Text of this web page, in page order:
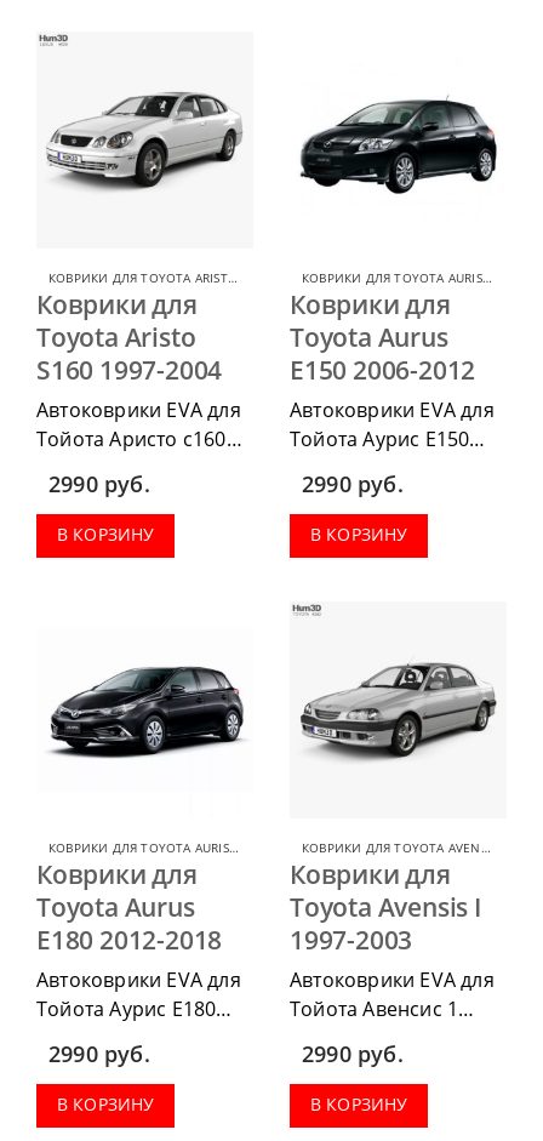
весь салон, коврик в
КОВРИКИ ДЛЯ TOYOTA ARISTO КОВРИКИ ДЛЯ TOYOTA
Коврики для
Toyota Aristo
S160 1997-2004
Автоковрики EVA для
Тойота Аристо с160
приобрести в
комплектации:
водительский коврик,
2990 руб.
В КОРЗИНУ
КОВРИКИ ДЛЯ TOYOTA AURIS
,
Коврики для
Toyota Aurus
E150 2006-2012
Автоковрики EVA для
Тойота Аурис Е150
приобрести в
комплектации:
водительский коврик,
весь салон, коврик в
2990 руб.
В КОРЗИНУ
КОВРИКИ ДЛЯ TOYOTA AURIS
,КОВРИКИ ДЛЯ TOYOTA
Коврики для
Toyota Aurus
E180 2012-2018
Автоковрики EVA для
Тойота Аурис Е180
приобрести в
комплектации:
водительский коврик,
2990 руб.
В КОРЗИНУ
КОВРИКИ ДЛЯ TOYOTA AVENSIS
Коврики для
Toyota Avensis I
1997-2003
Автоковрики EVA для
Тойота Авенсис 1
приобрести в
комплектации:
водительский коврик,
2990 руб.
В КОРЗИНУ